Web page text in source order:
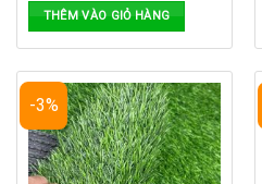
THÊM VÀO GIỎ HÀNG
-3%